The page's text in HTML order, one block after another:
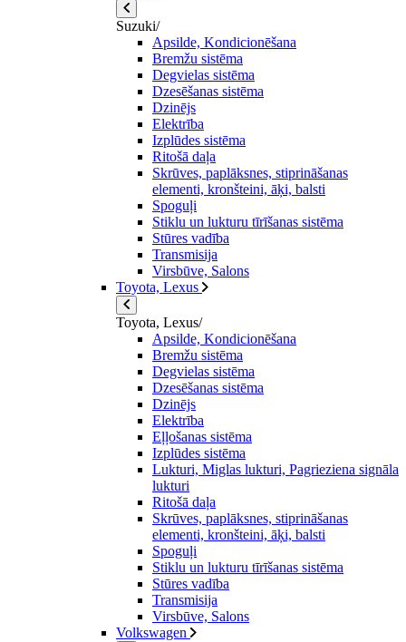
Suzuki/
Apsilde, Kondicionēšana
Bremžu sistēma
Degvielas sistēma
Dzesēšanas sistēma
Dzinējs
Elektrība
Izplūdes sistēma
Ritošā daļa
Skrūves, paplāksnes, stiprināšanas
elementi, kronšteini, āķi, balsti
Spoguļi
Stiklu un lukturu tīrīšanas sistēma
Stūres vadība
Transmisija
Virsbūve, Salons
Toyota, Lexus
Toyota, Lexus/
Apsilde, Kondicionēšana
Bremžu sistēma
Degvielas sistēma
Dzesēšanas sistēma
Dzinējs
Elektrība
Eļļošanas sistēma
Izplūdes sistēma
Lukturi, Miglas lukturi, Pagrieziena signāla
lukturi
Ritošā daļa
Skrūves, paplāksnes, stiprināšanas
elementi, kronšteini, āķi, balsti
Spoguļi
Stiklu un lukturu tīrīšanas sistēma
Stūres vadība
Transmisija
Virsbūve, Salons
Volkswagen